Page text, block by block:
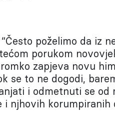
poželimo da iz
porukom
zapjeva novu
se to ne dogodi,
i odmetnuti se od
njhovih korumpiranih